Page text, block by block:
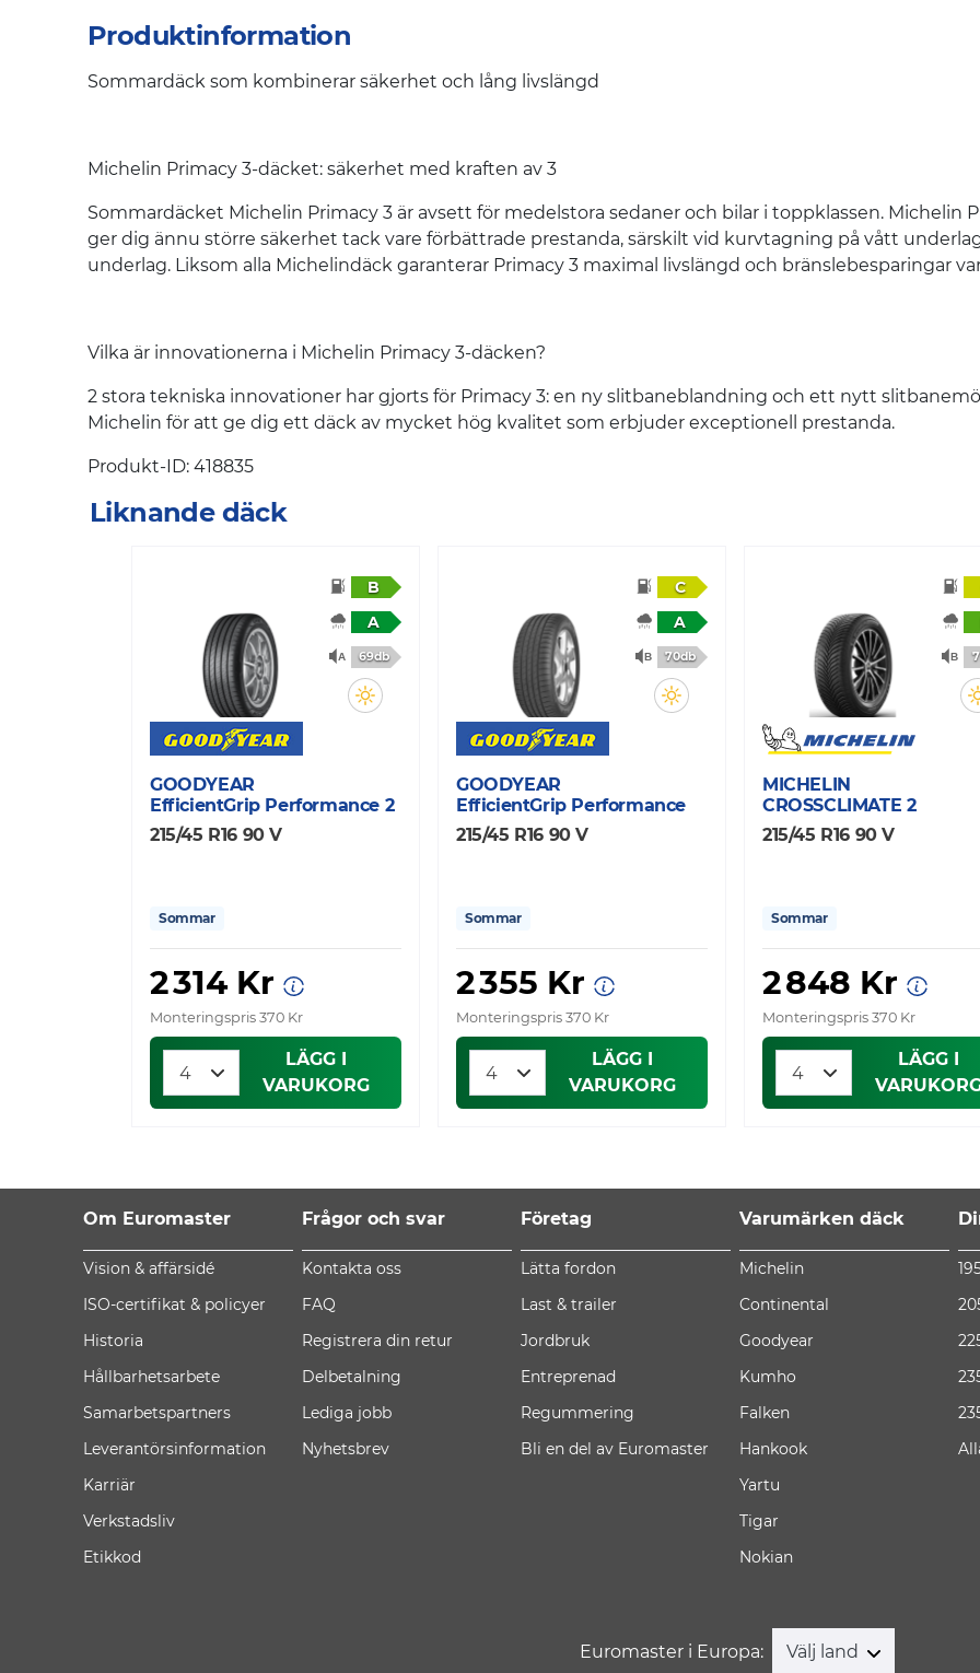
Produktinformation
Sommardäck som kombinerar säkerhet och lång livslängd
Michelin Primacy 3-däcket: säkerhet med kraften av 3
Sommardäcket Michelin Primacy 3 är avsett för medelstora sedaner och bilar i toppklassen. Michelin
ger dig ännu större säkerhet tack vare förbättrade prestanda, särskilt vid kurvtagning på vått
underlag. Liksom alla Michelindäck garanterar Primacy 3 maximal livslängd och bränslebesparingar
Vilka är innovationerna i Michelin Primacy 3-däcken?
2 stora tekniska innovationer har gjorts för Primacy 3: en ny slitbaneblandning och ett nytt
Michelin för att ge dig ett däck av mycket hög kvalitet som erbjuder exceptionell prestanda.
Produkt-ID: 418835
Liknande däck
B
A
69db
GOODYEAR
EfficientGrip Performance 2
215/45 R16 90 V
Sommar
2 314 Kr
Monteringspris 370 Kr
LÄGG I
VARUKORG
C
A
70db
GOODYEAR
EfficientGrip Performance
215/45 R16 90 V
Sommar
2 355 Kr
Monteringspris 370 Kr
LÄGG I
VARUKORG
MICHELIN
CROSSCLIMATE 2
215/45 R16 90 V
Sommar
2 848 Kr
Monteringspris 370 Kr
LÄGG I
Om Euromaster
Vision & affärsidé
ISO-certifikat & policyer
Historia
Hållbarhetsarbete
Samarbetspartners
Leverantörsinformation
Karriär
Verkstadsliv
Etikkod
Frågor och svar
Kontakta oss
FAQ
Registrera din retur
Delbetalning
Lediga jobb
Nyhetsbrev
Företag
Lätta fordon
Last & trailer
Jordbruk
Entreprenad
Regummering
Bli en del av Euromaster
Varumärken däck
Michelin
Continental
Goodyear
Kumho
Falken
Hankook
Yartu
Tigar
Nokian
Euromaster i Europa: Välj land